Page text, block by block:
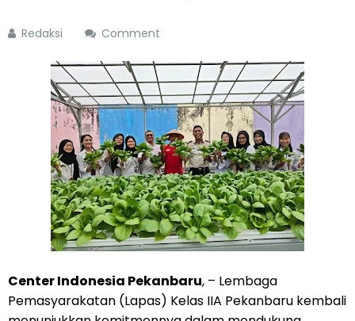
Redaksi Comment
Center Indonesia Pekanbaru, – Lembaga
Pemasyarakatan (Lapas) Kelas IIA Pekanbaru kembali